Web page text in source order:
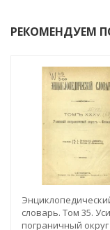
РЕКОМЕНДУЕМ
словарь. Том 35.
пограничный округ